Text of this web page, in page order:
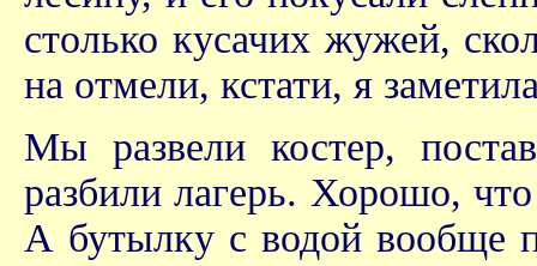
столько кусачих жужей,
на отмели, кстати, я
Мы развели костер,
разбили лагерь. Хорошо,
А бутылку с водой вообще